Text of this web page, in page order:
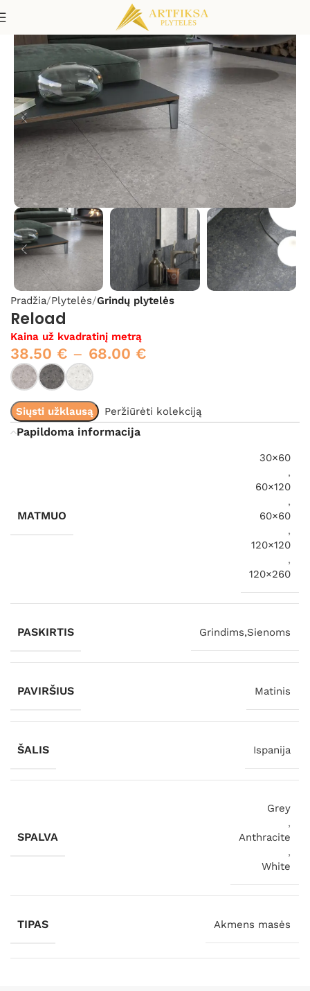
Pradžia Plytelės Grindų plytelės
Reload
Kaina už kvadratinį metrą
38.50 € – 68.00 €
Siųsti užklausą Peržiūrėti kolekciją
Papildoma informacija
MATMUO
30×60
,
60×120
,
60×60
,
120×120
,
120×260
PASKIRTIS Grindims,Sienoms
PAVIRŠIUS Matinis
ŠALIS Ispanija
SPALVA
Grey
,
Anthracite
,
White
TIPAS Akmens masės